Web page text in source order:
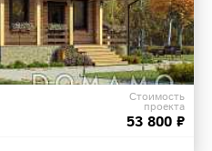
Стоимость
проекта
53 800 ₽